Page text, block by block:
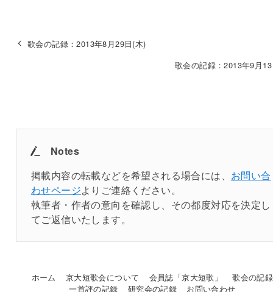
歌会の記録：2013年8月29日(木)
歌会の記録：2013年9月
Notes
掲載内容の転載などを希望される場合には、 お問い合
わせページよりご連絡ください。
執筆者・作者の意向を確認し、その都度対応を決定し
てご返信いたします。
ホーム 京大短歌会について 会員誌「京大短歌」
歌会の記録
一首評の記録
研究会の記録 お問い合わせ